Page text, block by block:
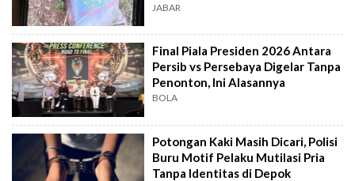
JABAR
Final Piala Presiden 2026 Antara
Persib vs Persebaya Digelar Tanpa
Penonton, Ini Alasannya
BOLA
Potongan Kaki Masih Dicari, Polisi
Buru Motif Pelaku Mutilasi Pria
Tanpa Identitas di Depok